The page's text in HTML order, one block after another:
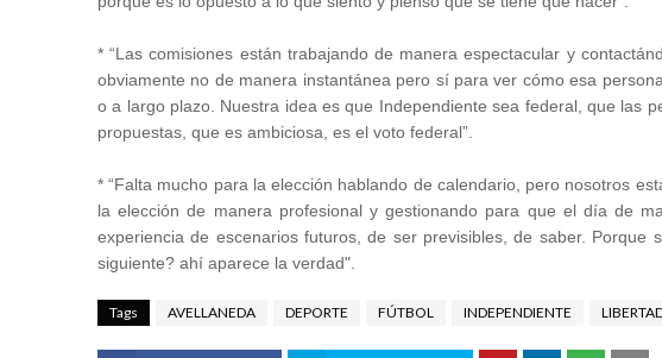
* “Las comisiones están trabajando de manera espectacular y
obviamente no de manera instantánea pero sí para ver cómo esa
o a largo plazo. Nuestra idea es que Independiente sea federal, que las
propuestas, que es ambiciosa, es el voto federal”.
* “Falta mucho para la elección hablando de calendario, pero nosotros
la elección de manera profesional y gestionando para que el día de
experiencia de escenarios futuros, de ser previsibles, de saber.
siguiente? ahí aparece la verdad".
Tags AVELLANEDA DEPORTE FÚTBOL INDEPENDIENTE